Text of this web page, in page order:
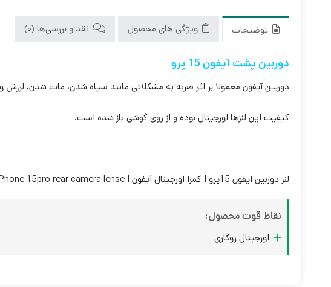
توضیحات ویژگی های محصول نقد و بررسی‌ها (0)
دوربین پشت آیفون 15 پرو
دوربین آیفون معمولا بر اثر ضربه به مشکلاتی مانند سیاه شدن، مات شدن،
کیفیت این لنزها اورجینال بوده و از روی گوشی باز شده است.
لنز دوربین ایفون 15پرو | کمرا اورجینال آیفون | iPhone 15pro rear camera lense
نقاط قوت محصول:
اورجینال روکاری